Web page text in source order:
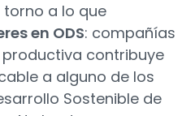
torno a lo que
en ODS: compañías
contribuye
a alguno de los
Sostenible de